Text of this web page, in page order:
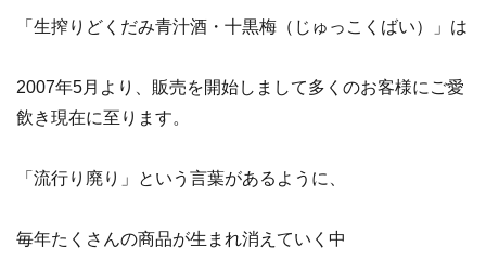
「生搾りどくだみ青汁酒・十黒梅（じゅっこくばい）」は
2007年5月より、販売を開始しまして多くのお客様にご愛
飲き現在に至ります。
「流行り廃り」という言葉があるように、
毎年たくさんの商品が生まれ消えていく中